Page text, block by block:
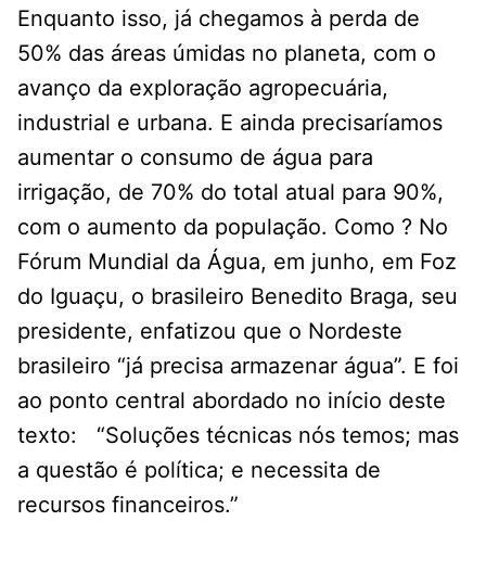
Enquanto isso, já chegamos à perda de
50% das áreas úmidas no planeta, com o
avanço da exploração agropecuária,
industrial e urbana. E ainda precisaríamos
aumentar o consumo de água para
irrigação, de 70% do total atual para 90%,
com o aumento da população. Como ? No
Fórum Mundial da Água, em junho, em Foz
do Iguaçu, o brasileiro Benedito Braga, seu
presidente, enfatizou que o Nordeste
brasileiro “já precisa armazenar água”. E foi
ao ponto central abordado no início deste
texto: “Soluções técnicas nós temos; mas
a questão é política; e necessita de
recursos financeiros.”